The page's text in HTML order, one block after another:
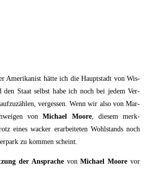
Ame­ri­ka­nist hät­te ich die Haupt­stadt von Wis­
den Staat selbst habe ich noch bei jedem Ver­
ver­ges­sen. Wenn wir also von Mar­
vonMicha­el Moo­re, die­sem merk­
eines wacker erar­bei­te­ten Wohl­stands noch
zu kom­men scheint.
der Anspra­chevonMicha­el Moo­re vor